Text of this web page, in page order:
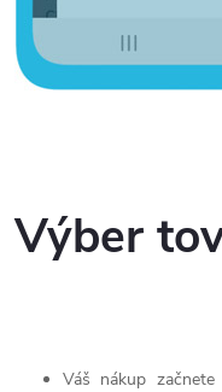
Výber
Váš nákup